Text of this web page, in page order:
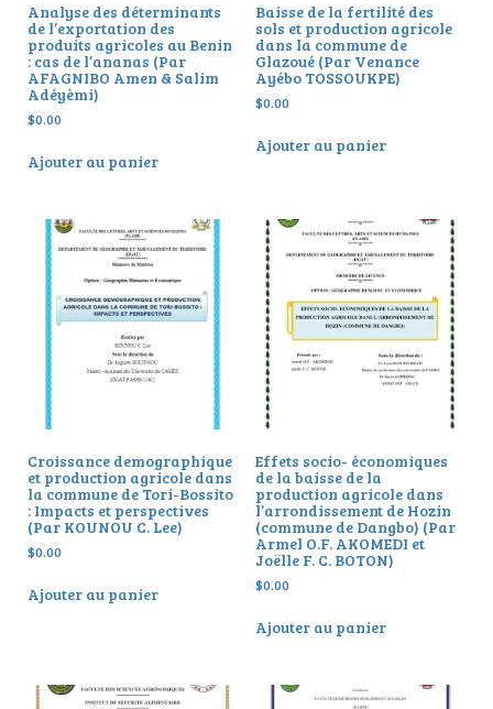
Analyse des déterminants
de l’exportation des
produits agricoles au Benin
: cas de l’ananas (Par
AFAGNIBO Amen & Salim
Adéyèmi)
$0.00
Ajouter au panier
Baisse de la fertilité des
sols et production agricole
dans la commune de
Glazoué (Par Venance
Ayébo TOSSOUKPE)
$0.00
Ajouter au panier
Croissance demographique
et production agricole dans
la commune de Tori-Bossito
: Impacts et perspectives
(Par KOUNOU C. Lee)
$0.00
Ajouter au panier
Effets socio- économiques
de la baisse de la
production agricole dans
l’arrondissement de Hozin
(commune de Dangbo) (Par
Armel O.F. AKOMEDI et
Joëlle F. C. BOTON)
$0.00
Ajouter au panier